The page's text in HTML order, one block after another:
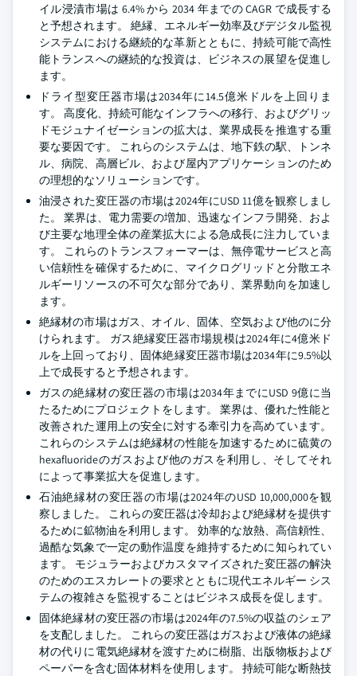
イル浸漬市場は 6.4% から 2034 年までの CAGR で成長する
と予想されます。 絶縁、エネルギー効率及びデジタル監視
システムにおける継続的な革新とともに、持続可能で高性
能トランスへの継続的な投資は、ビジネスの展望を促進し
ます。
ドライ型変圧器市場は2034年に14.5億米ドルを上回りま
す。 高度化、持続可能なインフラへの移行、およびグリッ
ドモジュナイゼーションの拡大は、業界成長を推進する重
要な要因です。 これらのシステムは、地下鉄の駅、トンネ
ル、病院、高層ビル、および屋内アプリケーションのため
の理想的なソリューションです。
油浸された変圧器の市場は2024年にUSD 11億を観察しまし
た。 業界は、電力需要の増加、迅速なインフラ開発、およ
び主要な地理全体の産業拡大による急成長に注力していま
す。 これらのトランスフォーマーは、無停電サービスと高
い信頼性を確保するために、マイクログリッドと分散エネ
ルギーリソースの不可欠な部分であり、業界動向を加速し
ます。
絶縁材の市場はガス、オイル、固体、空気および他のに分
けられます。 ガス絶縁変圧器市場規模は2024年に4億米ド
ルを上回っており、固体絶縁変圧器市場は2034年に9.5%以
上で成長すると予想されます。
ガスの絶縁材の変圧器の市場は2034年までにUSD 9億に当
たるためにプロジェクトをします。 業界は、優れた性能と
改善された運用上の安全に対する牽引力を高めています。
これらのシステムは絶縁材の性能を加速するために硫黄の
hexafluorideのガスおよび他のガスを利用し、そしてそれ
によって事業拡大を促進します。
石油絶縁材の変圧器の市場は2024年のUSD 10,000,000を観
察しました。 これらの変圧器は冷却および絶縁材を提供す
るために鉱物油を利用します。 効率的な放熱、高信頼性、
過酷な気象で一定の動作温度を維持するために知られてい
ます。 モジュラーおよびカスタマイズされた変圧器の解決
のためのエスカレートの要求とともに現代エネルギー シス
テムの複雑さを監視することはビジネス成長を促します。
固体絶縁材の変圧器の市場は2024年の7.5%の収益のシェア
を支配しました。 これらの変圧器はガスおよび液体の絶縁
材の代りに電気絶縁材を渡すために樹脂、出版物板および
ペーパーを含む固体材料を使用します。 持続可能な断熱技